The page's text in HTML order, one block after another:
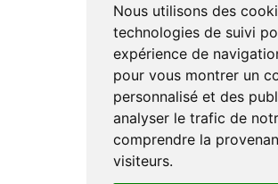
Nous utilisons des
technologies de suivi
expérience de
pour vous montrer un
personnalisé et des
analyser le trafic de
comprendre la
visiteurs.